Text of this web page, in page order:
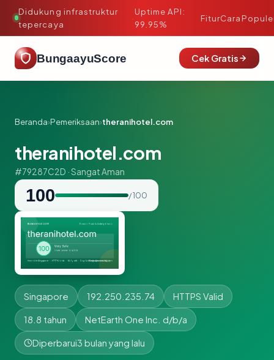
Didukung infrastruktur
tepercaya
·
Uptime API:
99.95%
FiturCara
BungaayuScore Cek Gratis
Beranda›Pemeriksaan›theranihotel.com
theranihotel.com
#79287C2D · Sangat Aman
100 / 100
Singapore 192.250.235.74 HTTPS Valid
18.8 tahun NetEarth One Inc. d/b/a
Diperbarui3 bulan yang lalu